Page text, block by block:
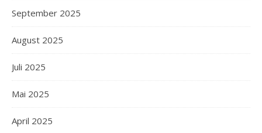
September 2025
August 2025
Juli 2025
Mai 2025
April 2025